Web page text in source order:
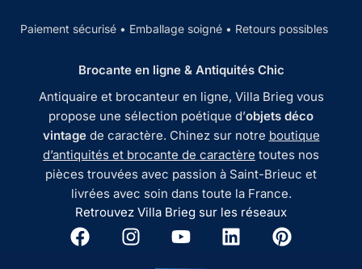
Paiement sécurisé • Emballage soigné • Retours possibles
Brocante en ligne & Antiquités Chic
Antiquaire et brocanteur en ligne, Villa Brieg vous
propose une sélection poétique d’objets déco
vintagede caractère. Chinez sur notre boutique
d’antiquités et brocante de caractère toutes nos
pièces trouvées avec passion à Saint-Brieuc et
livrées avec soin dans toute la France.
Retrouvez Villa Brieg sur les réseaux